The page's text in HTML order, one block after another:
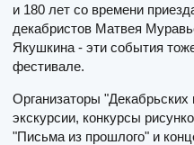
и 180 лет со времени
декабристов Матвея
Якушкина - эти события
фестивале.
Организаторы "Декабрьских
экскурсии, конкурсы
"Письма из прошлого" и